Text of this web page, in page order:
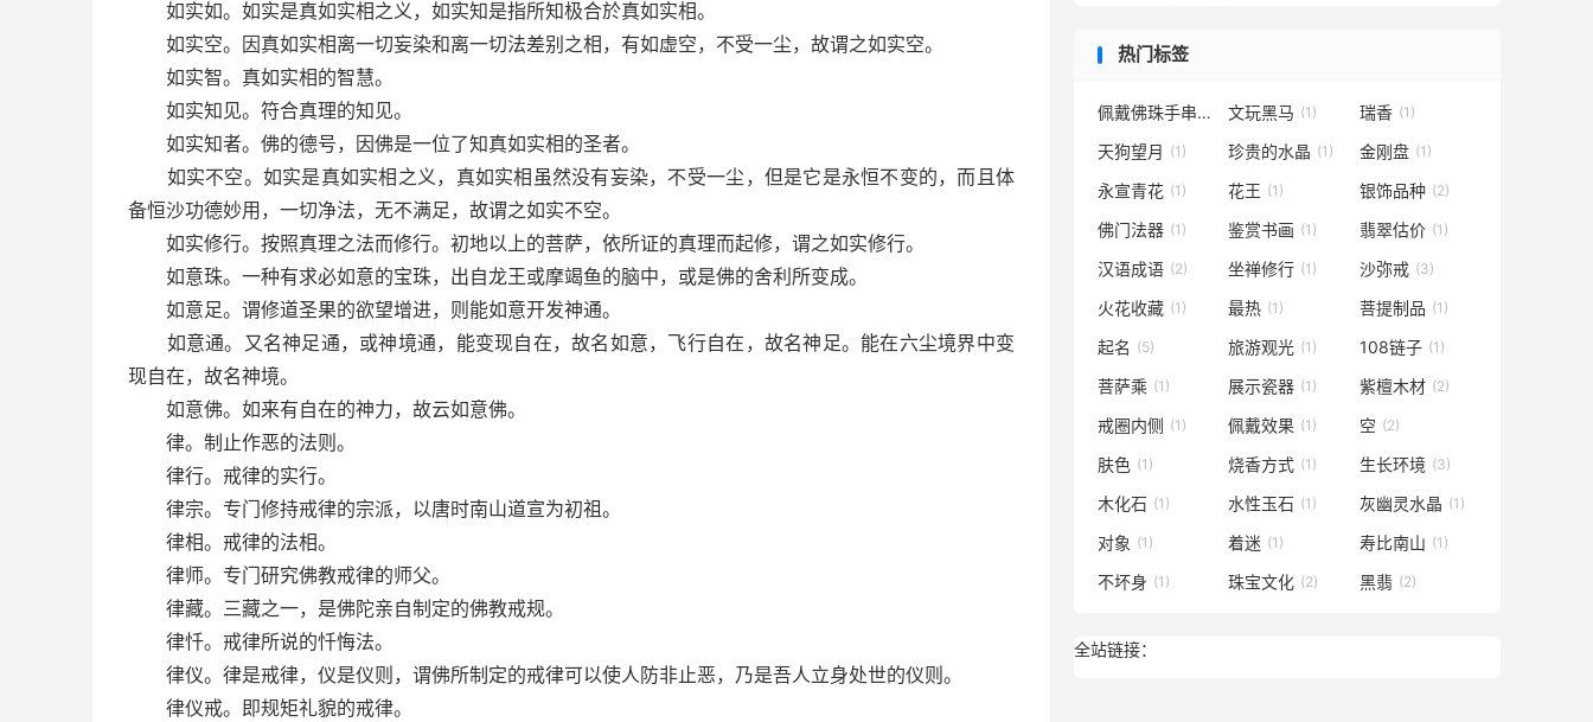
如实如。如实是真如实相之义，如实知是指所知极合於真如实相。
如实空。因真如实相离一切妄染和离一切法差别之相，有如虚空，不受一尘，故谓之如实空。
如实智。真如实相的智慧。
如实知见。符合真理的知见。
如实知者。佛的德号，因佛是一位了知真如实相的圣者。
如实不空。如实是真如实相之义，真如实相虽然没有妄染，不受一尘，但是它是永恒不变的，而且体
备恒沙功德妙用，一切净法，无不满足，故谓之如实不空。
如实修行。按照真理之法而修行。初地以上的菩萨，依所证的真理而起修，谓之如实修行。
如意珠。一种有求必如意的宝珠，出自龙王或摩竭鱼的脑中，或是佛的舍利所变成。
如意足。谓修道圣果的欲望增进，则能如意开发神通。
如意通。又名神足通，或神境通，能变现自在，故名如意，飞行自在，故名神足。能在六尘境界中变
现自在，故名神境。
如意佛。如来有自在的神力，故云如意佛。
律。制止作恶的法则。
律行。戒律的实行。
律宗。专门修持戒律的宗派，以唐时南山道宣为初祖。
律相。戒律的法相。
律师。专门研究佛教戒律的师父。
律藏。三藏之一，是佛陀亲自制定的佛教戒规。
律忏。戒律所说的忏悔法。
律仪。律是戒律，仪是仪则，谓佛所制定的戒律可以使人防非止恶，乃是吾人立身处世的仪则。
律仪戒。即规矩礼貌的戒律。
热门标签
佩戴佛珠手串
(1) 文玩黑马 (1) 瑞香 (1)
天狗望月 (1) 珍贵的水晶 (1) 金刚盘 (1)
永宣青花 (1) 花王 (1) 银饰品种 (2)
佛门法器 (1) 鉴赏书画 (1) 翡翠估价 (1)
汉语成语 (2) 坐禅修行 (1) 沙弥戒 (3)
火花收藏 (1) 最热 (1) 菩提制品 (1)
起名 (5) 旅游观光 (1) 108链子 (1)
菩萨乘 (1) 展示瓷器 (1) 紫檀木材 (2)
戒圈内侧 (1) 佩戴效果 (1) 空 (2)
肤色 (1) 烧香方式 (1) 生长环境 (3)
木化石 (1) 水性玉石 (1) 灰幽灵水晶 (1)
对象 (1) 着迷 (1) 寿比南山 (1)
不坏身 (1) 珠宝文化 (2) 黑翡 (2)
全站链接：